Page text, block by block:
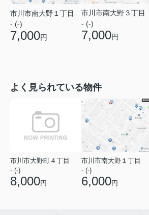
市川市南大野１丁目
- (-)
7,000円
市川市南大野３丁目
- (-)
7,000円
よく見られている物件
市川市大野町４丁目
- (-)
8,000円
市川市南大野１丁目
- (-)
6,000円